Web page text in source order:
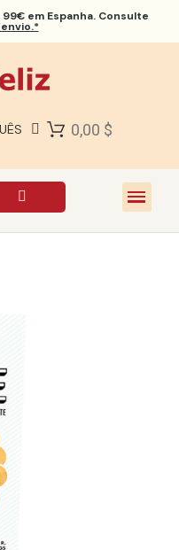
em Espanha. Consulte
0,00 $